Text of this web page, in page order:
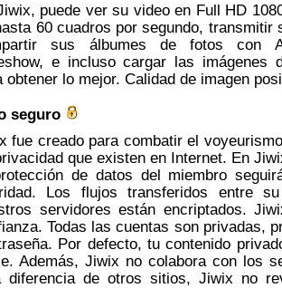
puede ver su video en Full HD
60 cuadros por segundo, transmitir
sus álbumes de fotos con
e incluso cargar las imágenes
obtener lo mejor. Calidad de imagen
seguro
fue creado para combatir el
que existen en Internet. En
de datos del miembro
Los flujos transferidos entre
servidores están encriptados.
Todas las cuentas son privadas,
Por defecto, tu contenido
Además, Jiwix no colabora con los
diferencia de otros sitios, Jiwix no